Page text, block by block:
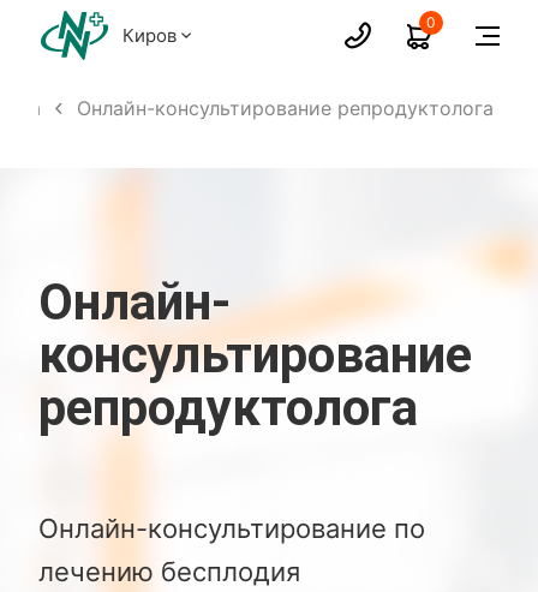
Киров
0
Онлайн-консультирование репродуктолога
Онлайн-
консультирование
репродуктолога
Онлайн-консультирование по
лечению бесплодия